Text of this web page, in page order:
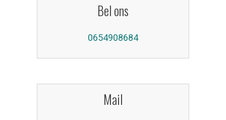
Bel ons
0654908684
Mail